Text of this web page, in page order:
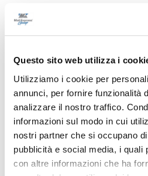
Questo sito web utilizza i
Utilizziamo i cookie per
annunci, per fornire funzionalità
analizzare il nostro traffico.
informazioni sul modo in cui
nostri partner che si occupano
pubblicità e social media, i quali
con altre informazioni che ha
Pubblicità